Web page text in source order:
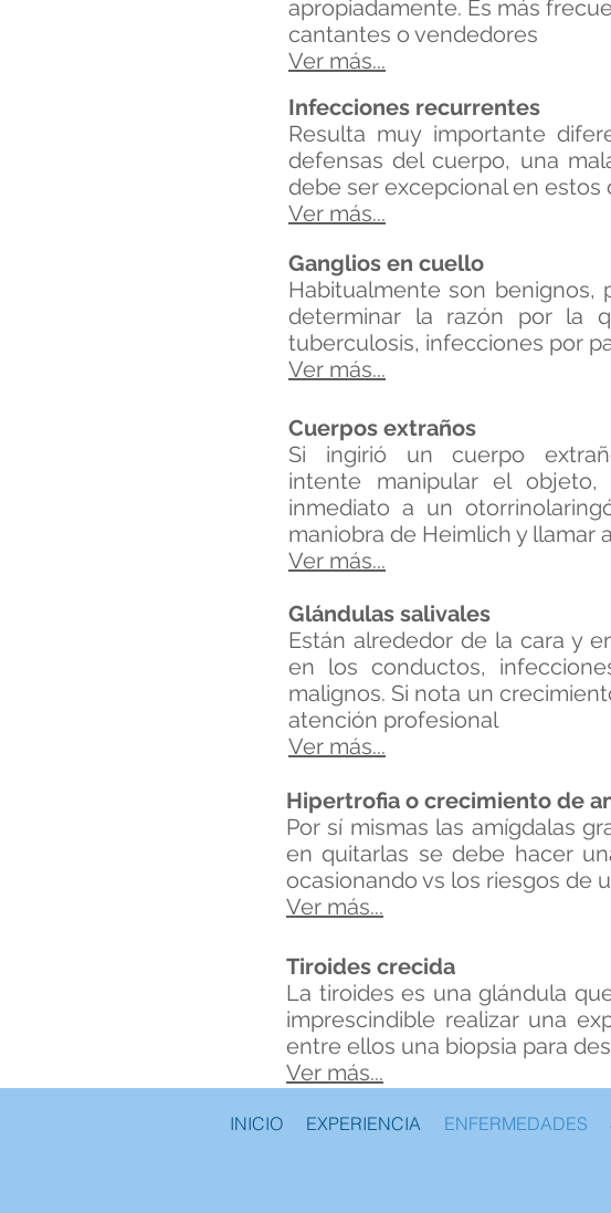
apropiadamente. Es más
cantantes o vendedores
Ver más...
Infecciones recurrentes
Resulta muy importante
defensas del cuerpo, una
debe ser excepcional en estos
Ver más...
Ganglios en cuello
Habitualmente son
determinar la razón por la
tuberculosis, infecciones por
Ver más...
Cuerpos extraños
Si ingirió un cuerpo
intente manipular el
inmediato a un
maniobra de Heimlich y llamar
Ver más...
Glándulas salivales
Están alrededor de la cara y
en los conductos,
malignos. Si nota un
atención profesional
Ver más...
Hipertrofia o crecimiento de
Por sí mismas las amígdalas
en quitarlas se debe hacer
ocasionando vs los riesgos de
Ver más...
Tiroides crecida
La tiroides es una glándula
imprescindible realizar una
entre ellos una biopsia para
Ver más...
INICIO EXPERIENCIA ENFERMEDADES